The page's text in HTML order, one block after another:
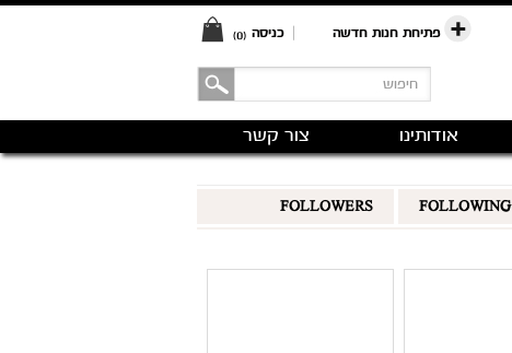
פתיחת חנות חדשה כניסה (0)
אודותינו צור קשר
FOLLOWING
FOLLOWERS